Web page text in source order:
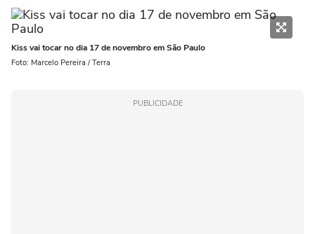
Kiss vai tocar no dia 17 de novembro em São Paulo
Foto: Marcelo Pereira / Terra
PUBLICIDADE